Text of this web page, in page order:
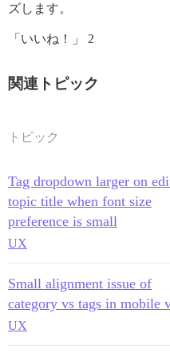
ズします。
「いいね！」 2
関連トピック
トピック
Tag dropdown larger on
topic title when font size
preference is small
UX
Small alignment issue of
category vs tags in mobile
UX